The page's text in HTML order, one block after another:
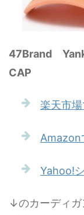
47Brand
CAP
楽天市
Amazon
Yahoo!
↓のカーディガ